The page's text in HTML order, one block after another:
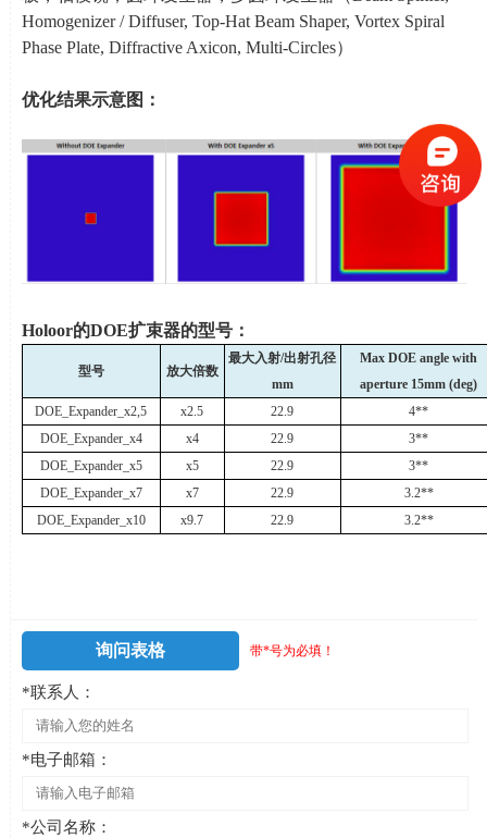
Homogenizer / Diffuser, Top-Hat Beam Shaper, Vortex Spiral
Phase Plate, Diffractive Axicon, Multi-Circles）
优化结果示意图：
Holoor的DOE扩束器的型号：
型号 放大倍数
最大入射/出射孔径
mm
Max DOE angle with
aperture 15mm (deg)
DOE_Expander_x2,5
x2.5 22.9
4**
DOE_Expander_x4
x4 22.9
3**
DOE_Expander_x5
x5 22.9
3**
DOE_Expander_x7
x7 22.9
3.2**
DOE_Expander_x10
x9.7 22.9 3.2**
询问表格 带*号为必填！
*联系人：
*电子邮箱：
*公司名称：